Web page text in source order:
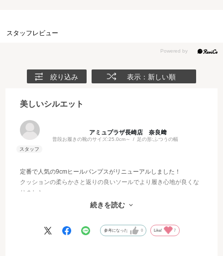
スタッフレビュー
絞り込み 表示：新しい順
美しいシルエット
アミュプラザ長崎店 奈良﨑
普段お履きの靴のサイズ:25.0cm～ 足の形:ふつうの幅
定番で人気の9cmヒールパンプスがリニューアルしました！
クッションの柔らかさと返りの良いソールでより履き心地が良くな
りました。
9cmヒールはシルエットをさらに綺麗に見せてくれて、かっこよく
続きを読む
参考になった 0 Like! 7